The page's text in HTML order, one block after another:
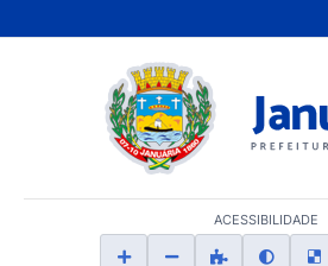
ACESSIBILIDADE